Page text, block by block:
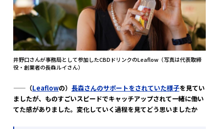
井野口さんが事務局として参加したCBDドリンクのLeaflow（写真は代表取締
役・創業者の長森ルイさん）
—— （Leaflowの） 長森さんのサポートをされていた様子を見てい
ましたが、ものすごいスピードでキャッチアップされて一緒に働い
てた感がありました。変化していく過程を見てどう思いましたか